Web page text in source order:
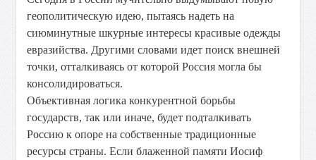
геополитическую идею, пытаясь надеть на
сиюминутные шкурные интересы красивые одежды
евразийства. Другими словами идет поиск внешней
точки, отталкиваясь от которой Россия могла бы
консолидироваться.
Объективная логика конкурентной борьбы
государств, так или иначе, будет подталкивать
Россию к опоре на собственные традиционные
ресурсы страны. Если блаженной памяти Иосиф